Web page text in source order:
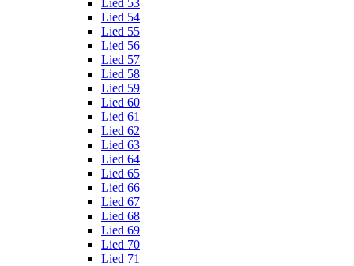
Lied 53
Lied 54
Lied 55
Lied 56
Lied 57
Lied 58
Lied 59
Lied 60
Lied 61
Lied 62
Lied 63
Lied 64
Lied 65
Lied 66
Lied 67
Lied 68
Lied 69
Lied 70
Lied 71